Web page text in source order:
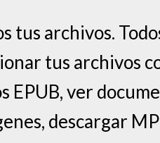
tus archivos.
tus archivos
EPUB, ver
descargar